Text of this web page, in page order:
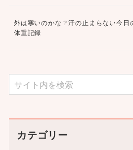
外は寒いのかな？汗の止まらない今日
体重記録
カテゴリー